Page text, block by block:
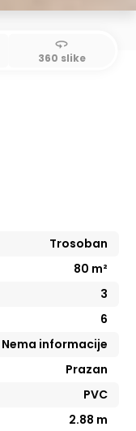
360
360 slike
Trosoban
80 m²
3
6
Nema informacije
Prazan
PVC
2.88 m